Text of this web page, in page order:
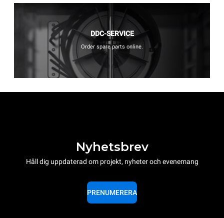
DDC-SERVICE
Order spare parts online.
Nyhetsbrev
Håll dig uppdaterad om projekt, nyheter och evenemang
PRENUMERERA